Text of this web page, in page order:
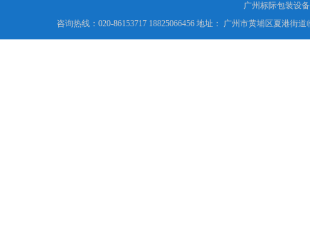
广州标际包装设
咨询热线：020-86153717 18825066456 地址： 广州市黄埔区夏港街